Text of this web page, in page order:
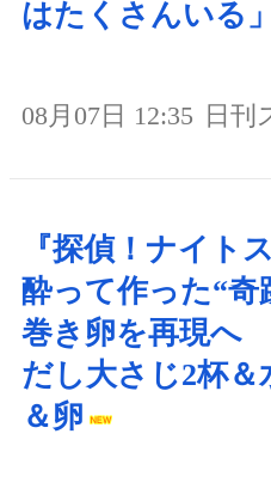
はたくさんいる」
08月07日 12:35 日刊
『探偵！ナイト
酔って作った“奇
巻き卵を再現へ
だし大さじ2杯＆
＆卵